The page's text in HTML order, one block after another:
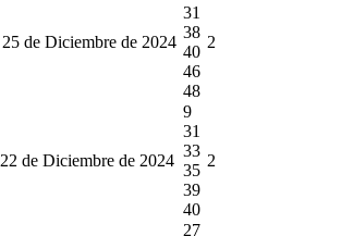
de Diciembre de 2024
31
38
40
46
48
2
de Diciembre de 2024
9
31
33
35
39
40
2
27